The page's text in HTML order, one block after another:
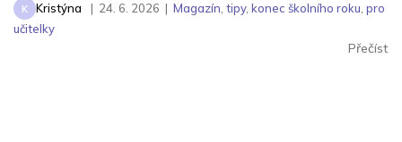
K Kristýna | 24. 6. 2026 | Magazín, tipy, konec školního roku, pro
učitelky
Přečíst